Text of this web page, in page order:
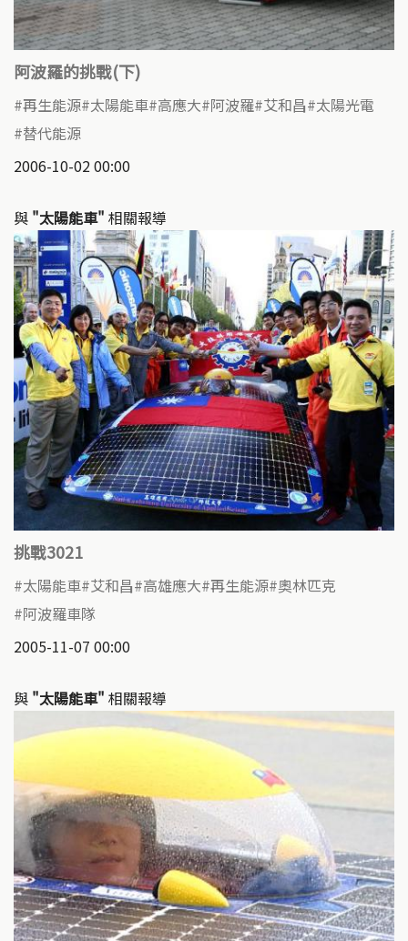
阿波羅的挑戰(下)
再生能源 太陽能車 高應大 阿波羅 艾和昌 太陽光電
替代能源
2006-10-02 00:00
與 "太陽能車" 相關報導
挑戰3021
太陽能車 艾和昌 高雄應大 再生能源 奧林匹克
阿波羅車隊
2005-11-07 00:00
與 "太陽能車" 相關報導